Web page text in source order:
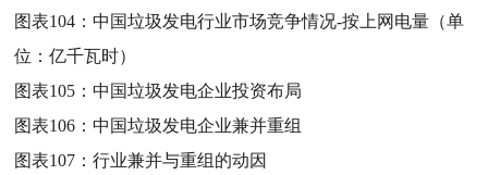
图表104：中国垃圾发电行业市场竞争情况-按上网电量（单
位：亿千瓦时）
图表105：中国垃圾发电企业投资布局
图表106：中国垃圾发电企业兼并重组
图表107：行业兼并与重组的动因